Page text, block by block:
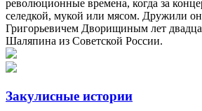
революционные времена, когда за
селедкой, мукой или мясом. Дружили
Григорьевичем Дворищиным лет
Шаляпина из Советской России.
Закулисные истории